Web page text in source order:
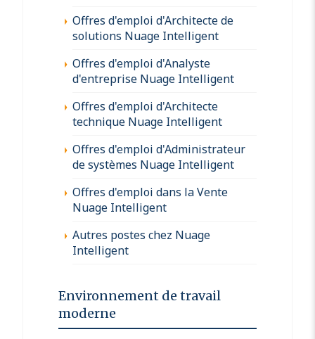
Offres d'emploi d'Architecte de
solutions Nuage Intelligent
Offres d'emploi d'Analyste
d'entreprise Nuage Intelligent
Offres d'emploi d'Architecte
technique Nuage Intelligent
Offres d'emploi d'Administrateur
de systèmes Nuage Intelligent
Offres d'emploi dans la Vente
Nuage Intelligent
Autres postes chez Nuage
Intelligent
Environnement de travail
moderne